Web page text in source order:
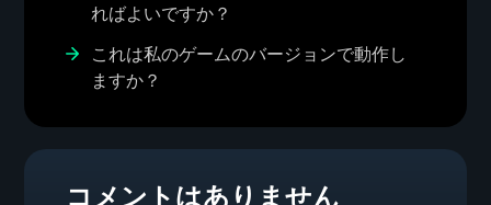
ればよいですか？
これは私のゲームのバージョンで動作し
ますか？
コメントはありません